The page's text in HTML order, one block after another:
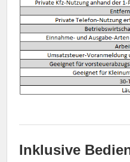
Inklusive